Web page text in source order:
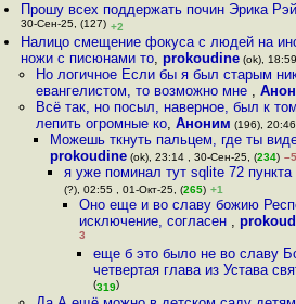
Прошу всех поддержать почин Эрика
30-Сен-25, (127) +2
Налицо смещение фокуса с людей на
ножи с писюнами то,prokoudine (ok),
Но логичное Если бы я был старым
евангелистом, то возможно мне ,
Всё так, но посыл, наверное, был к
лепить огромные ко, Аноним (196),
Можешь ткнуть пальцем, где ты
prokoudine(ok), 23:14 , 30-Сен-25, (234) –5
я уже поминал тут sqlite 72 пункта
(?), 02:55 , 01-Окт-25, (265) +1
Оно еще и во славу божию
исключение, согласен ,
3
еще б это было не во славу
четвертая глава из Устава
(319)